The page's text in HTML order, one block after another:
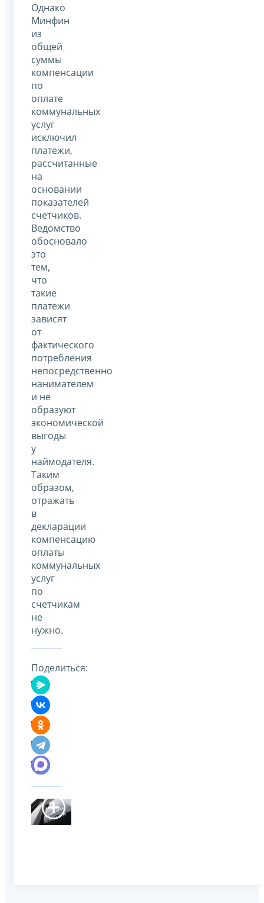
Однако
Минфин
из
общей
суммы
компенсации
по
оплате
коммунальных
услуг
исключил
платежи,
рассчитанные
на
основании
показателей
счетчиков.
Ведомство
обосновало
это
тем,
что
такие
платежи
зависят
от
фактического
потребления
непосредственно
нанимателем
и не
образуют
экономической
выгоды
у
наймодателя.
Таким
образом,
отражать
в
декларации
компенсацию
оплаты
коммунальных
услуг
по
счетчикам
не
нужно.
Поделиться: